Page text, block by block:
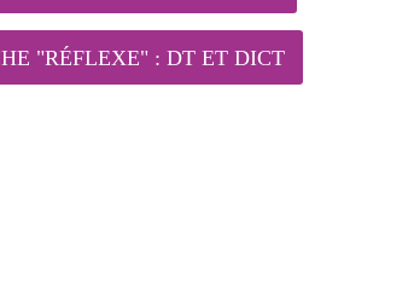
"RÉFLEXE" : DT ET DICT